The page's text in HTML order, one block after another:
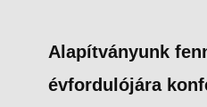
Alapítványunk
évfordulójára